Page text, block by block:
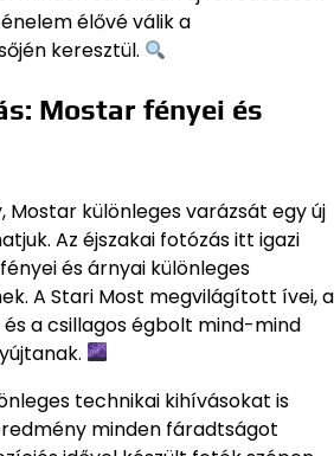
élővé válik a
keresztül.
Mostar fényei és
Mostar különleges varázsát egy új
Az éjszakai fotózás itt igazi
és árnyai különleges
A Stari Most megvilágított ívei, a
a csillagos égbolt mind-mind
technikai kihívásokat is
minden fáradtságot